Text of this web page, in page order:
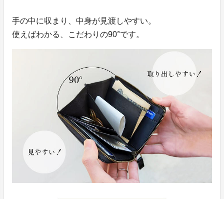
手の中に収まり、中身が見渡しやすい。
使えばわかる、こだわりの90°です。